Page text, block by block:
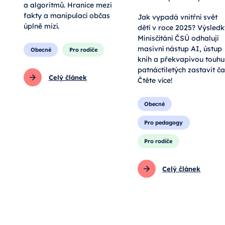
a algoritmů. Hranice mezi
fakty a manipulací občas
úplně mizí.
Obecné Pro rodiče
Celý článek
Jak vypadá vnitřní svět
dětí v roce 2025?
Minisčítání ČSÚ odhalují
masivní nástup AI, ústup
knih a překvapivou touhu
patnáctiletých zastavit
Čtěte více!
Obecné
Pro pedagogy
Pro rodiče
Celý článek